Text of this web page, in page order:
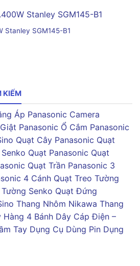
Stanley SGM145-B1
KIẾM
Áp Panasonic Camera
Panasonic Ổ Cắm Panasonic
Quạt Cây Panasonic Quạt
Quạt Panasonic Quạt
Quạt Trần Panasonic 3
4 Cánh Quạt Treo Tường
Senko Quạt Đứng
Thang Nhôm Nikawa Thang
Hàng 4 Bánh Dây Cáp Điện –
Tay Dụng Cụ Dùng Pin Dụng